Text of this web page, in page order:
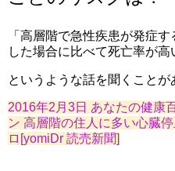
「高層階で急性疾患が発症
した場合に比べて死亡率が高
というような話を聞くことが
2016年2月3日 あなたの健康
ン 高層階の住人に多い心臓
ロ[yomiDr 読売新聞]